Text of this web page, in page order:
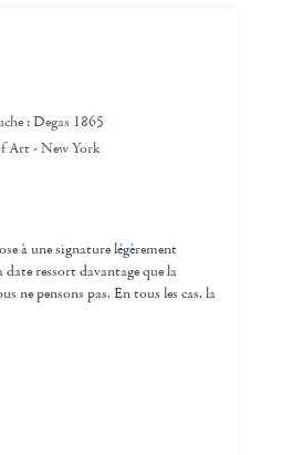
: Degas 1865
Art - New York
à une signature légèrement
ressort davantage que la
ne pensons pas. En tous les cas, la